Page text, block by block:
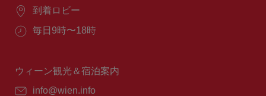
場
到着ロビー
営
間：
毎日9時〜18時
ウィーン観光＆宿泊案内
E
info@wien.info